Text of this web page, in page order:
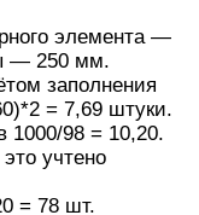
элемента —
— 250 мм.
заполнения
= 7,69 штуки.
1000/98 = 10,20.
учтено
= 78 шт.